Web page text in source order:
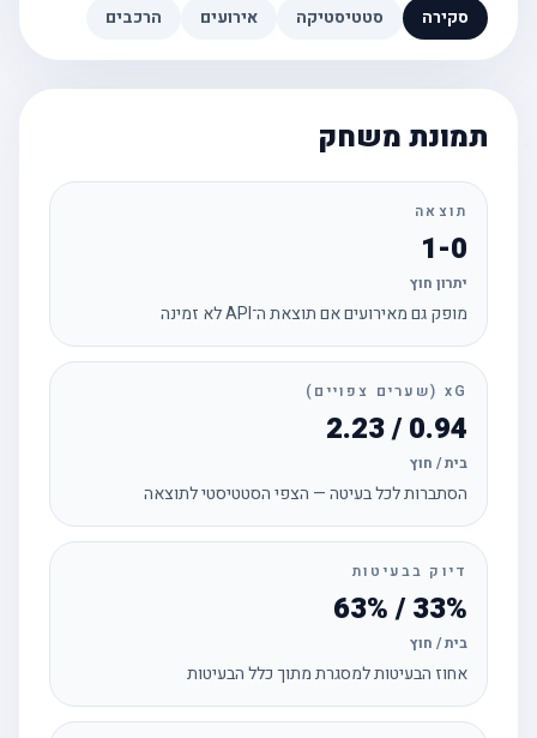
סקירה סטטיסטיקה אירועים הרכבים
תמונת משחק
תוצאה
1-0
יתרון חוץ
מופק גם מאירועים אם תוצאת ה־API לא זמינה
xG (שערים צפויים)
0.94 / 2.23
בית / חוץ
הסתברות לכל בעיטה — הצפי הסטטיסטי לתוצאה
דיוק בבעיטות
33% / 63%
בית / חוץ
אחוז הבעיטות למסגרת מתוך כלל הבעיטות